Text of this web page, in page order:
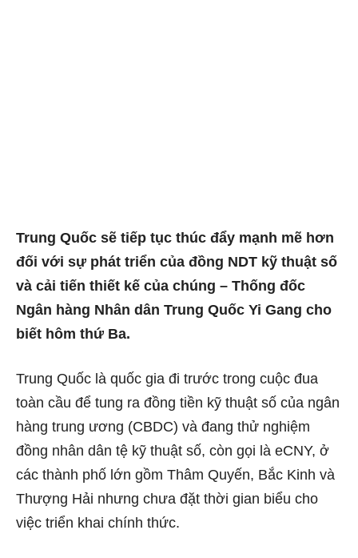
Trung Quốc sẽ tiếp tục thúc đẩy mạnh mẽ hơn
đối với sự phát triển của đồng NDT kỹ thuật số
và cải tiến thiết kế của chúng – Thống đốc
Ngân hàng Nhân dân Trung Quốc Yi Gang cho
biết hôm thứ Ba.
Trung Quốc là quốc gia đi trước trong cuộc đua
toàn cầu để tung ra đồng tiền kỹ thuật số của ngân
hàng trung ương (CBDC) và đang thử nghiệm
đồng nhân dân tệ kỹ thuật số, còn gọi là eCNY, ở
các thành phố lớn gồm Thâm Quyến, Bắc Kinh và
Thượng Hải nhưng chưa đặt thời gian biểu cho
việc triển khai chính thức.